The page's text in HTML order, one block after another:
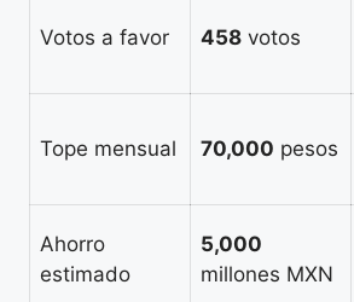
Votos a favor 458 votos
Tope mensual 70,000 pesos
Ahorro
estimado
5,000
millones MXN